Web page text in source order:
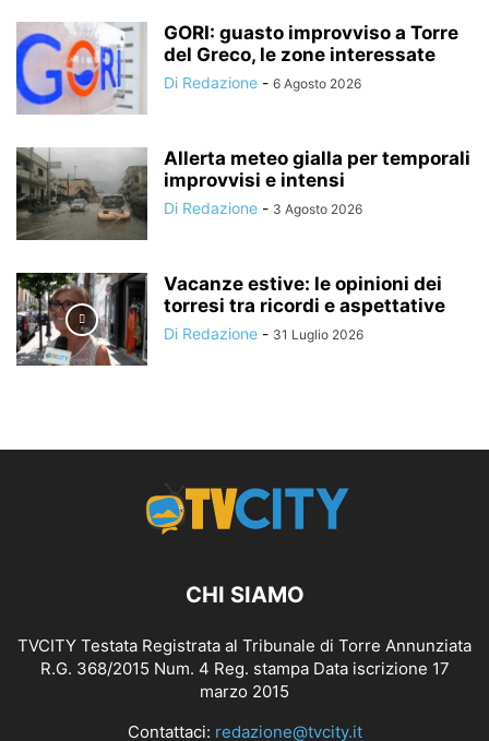
GORI: guasto improvviso a Torre
del Greco, le zone interessate
Di Redazione - 6 Agosto 2026
Allerta meteo gialla per temporali
improvvisi e intensi
Di Redazione - 3 Agosto 2026
Vacanze estive: le opinioni dei
torresi tra ricordi e aspettative
Di Redazione - 31 Luglio 2026
CHI SIAMO
TVCITY Testata Registrata al Tribunale di Torre Annunziata
R.G. 368/2015 Num. 4 Reg. stampa Data iscrizione 17
marzo 2015
Contattaci: redazione@tvcity.it